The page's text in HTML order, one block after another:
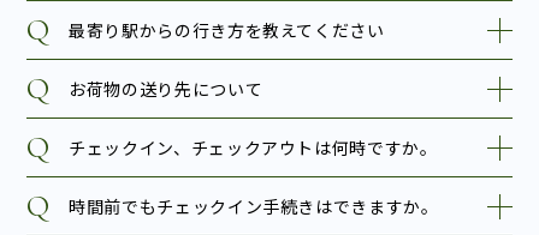
最寄り駅からの行き方を教えてください
お荷物の送り先について
チェックイン、チェックアウトは何時ですか。
時間前でもチェックイン手続きはできますか。